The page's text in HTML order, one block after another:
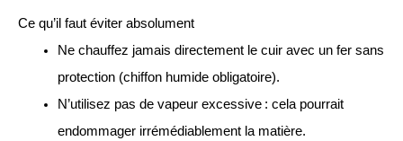
Ce qu’il faut éviter absolument
Ne chauffez jamais directement le cuir avec un fer sans
protection (chiffon humide obligatoire).
N’utilisez pas de vapeur excessive : cela pourrait
endommager irrémédiablement la matière.